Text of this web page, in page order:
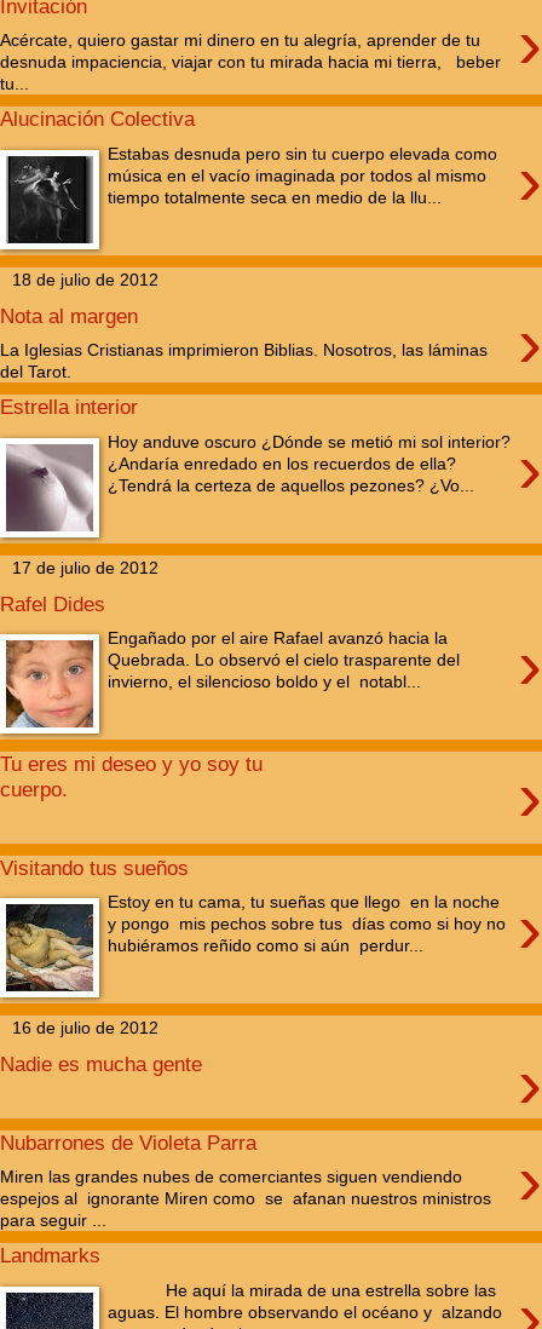
Invitación ›
Acércate, quiero gastar mi dinero en tu alegría, aprender de tu
desnuda impaciencia, viajar con tu mirada hacia mi tierra, beber
tu...
Alucinación Colectiva
›
Estabas desnuda pero sin tu cuerpo elevada como
música en el vacío imaginada por todos al mismo
tiempo totalmente seca en medio de la llu...
18 de julio de 2012
Nota al margen ›
La Iglesias Cristianas imprimieron Biblias. Nosotros, las láminas
del Tarot.
Estrella interior
›
Hoy anduve oscuro ¿Dónde se metió mi sol interior?
¿Andaría enredado en los recuerdos de ella?
¿Tendrá la certeza de aquellos pezones? ¿Vo...
17 de julio de 2012
Rafel Dides
›
Engañado por el aire Rafael avanzó hacia la
Quebrada. Lo observó el cielo trasparente del
invierno, el silencioso boldo y el notabl...
Tu eres mi deseo y yo soy tu
cuerpo.
›
Visitando tus sueños
›
Estoy en tu cama, tu sueñas que llego en la noche
y pongo mis pechos sobre tus días como si hoy no
hubiéramos reñido como si aún perdur...
16 de julio de 2012
Nadie es mucha gente ›
Nubarrones de Violeta Parra ›
Miren las grandes nubes de comerciantes siguen vendiendo
espejos al ignorante Miren como se afanan nuestros ministros
para seguir ...
Landmarks
He aquí la mirada de una estrella sobre las
aguas. El hombre observando el océano y alzando